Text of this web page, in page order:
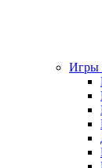
Игры